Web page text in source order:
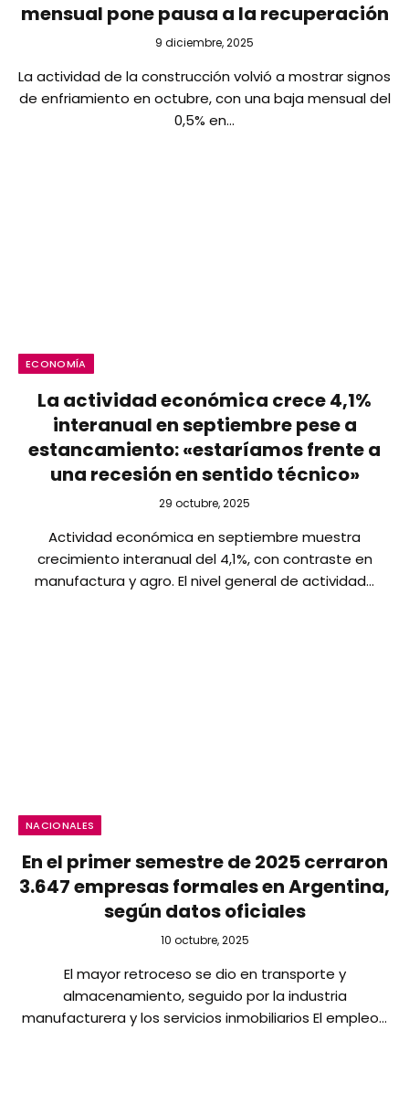
mensual pone pausa a la recuperación
9 diciembre, 2025
La actividad de la construcción volvió a mostrar signos
de enfriamiento en octubre, con una baja mensual del
0,5% en…
ECONOMÍA
La actividad económica crece 4,1%
interanual en septiembre pese a
estancamiento: «estaríamos frente a
una recesión en sentido técnico»
29 octubre, 2025
Actividad económica en septiembre muestra
crecimiento interanual del 4,1%, con contraste en
manufactura y agro. El nivel general de actividad…
NACIONALES
En el primer semestre de 2025 cerraron
3.647 empresas formales en Argentina,
según datos oficiales
10 octubre, 2025
El mayor retroceso se dio en transporte y
almacenamiento, seguido por la industria
manufacturera y los servicios inmobiliarios El empleo…